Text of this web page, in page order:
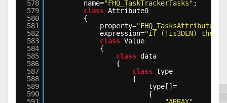
578
579
580
581
582
583
584
585
586
587
588
589
590
name="FHQ_TaskTrackerTasks" ;
class Attribute0
{
property="FHQ_TasksAttribute"
expression="if (!is3DEN) then
class Value
{
class data
{
class type
{
type[]=
{